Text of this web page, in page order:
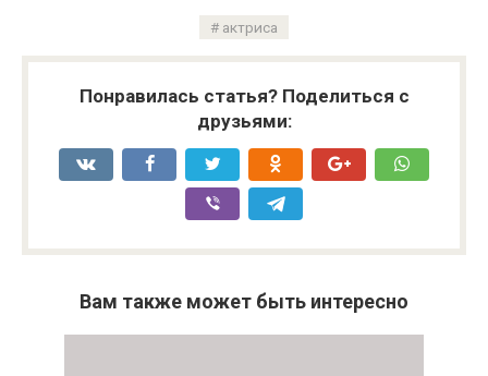
актриса
Понравилась статья? Поделиться с
друзьями:
Вам также может быть интересно